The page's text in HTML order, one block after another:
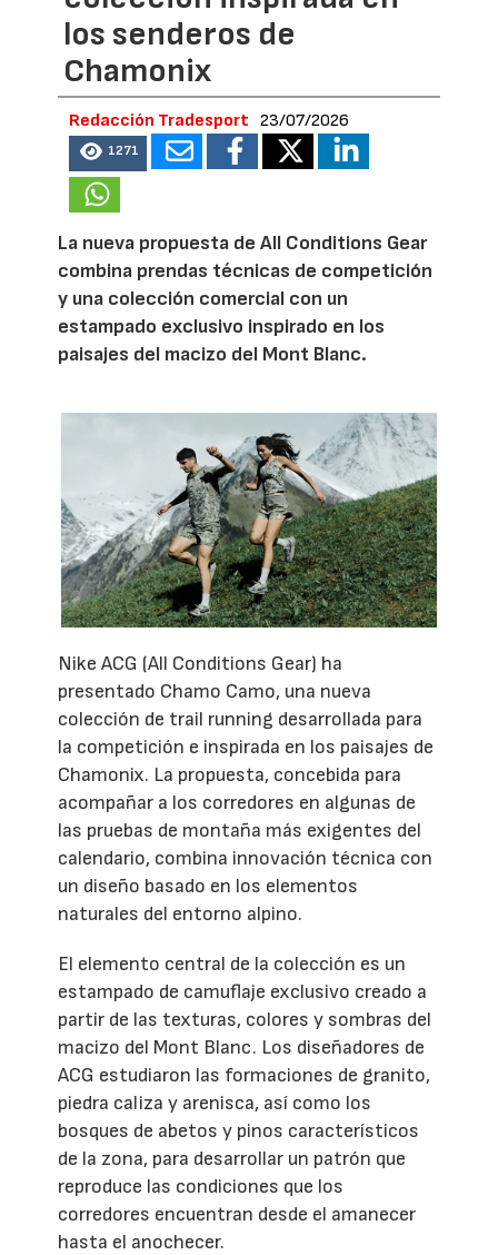
los senderos de
Chamonix
Redacción Tradesport 23/07/2026
1271
La nueva propuesta de All Conditions Gear
combina prendas técnicas de competición
y una colección comercial con un
estampado exclusivo inspirado en los
paisajes del macizo del Mont Blanc.
Nike ACG (All Conditions Gear) ha
presentado Chamo Camo, una nueva
colección de trail running desarrollada para
la competición e inspirada en los paisajes de
Chamonix. La propuesta, concebida para
acompañar a los corredores en algunas de
las pruebas de montaña más exigentes del
calendario, combina innovación técnica con
un diseño basado en los elementos
naturales del entorno alpino.
El elemento central de la colección es un
estampado de camuflaje exclusivo creado a
partir de las texturas, colores y sombras del
macizo del Mont Blanc. Los diseñadores de
ACG estudiaron las formaciones de granito,
piedra caliza y arenisca, así como los
bosques de abetos y pinos característicos
de la zona, para desarrollar un patrón que
reproduce las condiciones que los
corredores encuentran desde el amanecer
hasta el anochecer.